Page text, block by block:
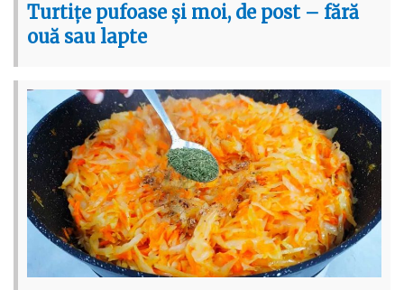
Turtițe pufoase și moi, de post – fără
ouă sau lapte